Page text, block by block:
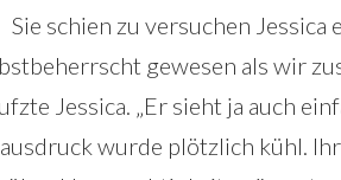
Sie schien zu versuchen Jessica
gewesen als wir
Jessica. „Er sieht ja auch
wurde plötzlich kühl.